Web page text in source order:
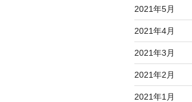
2021年5月
2021年4月
2021年3月
2021年2月
2021年1月